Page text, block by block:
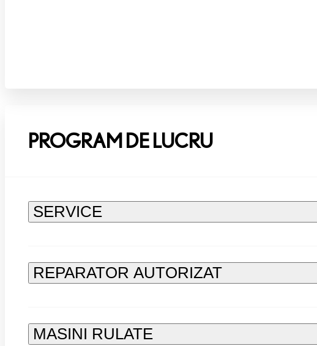
PROGRAM DE LUCRU
SERVICE
REPARATOR AUTORIZAT
MASINI RULATE